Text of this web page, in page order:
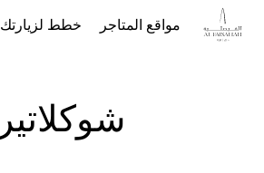
خطط لزيارتك مواقع المتاجر
شوكلاتير